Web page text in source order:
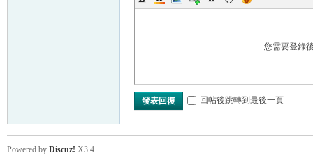
您需要登錄
發表回復 回帖後跳轉到最後一頁
Powered by Discuz! X3.4